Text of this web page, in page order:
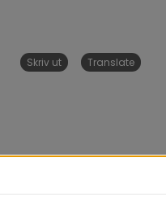
Skriv ut Translate